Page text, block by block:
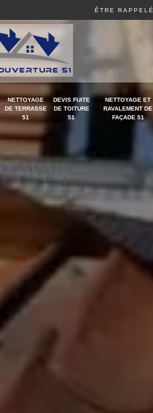
ÊTRE RAPPELÉ
NETTOYAGE
DE TERRASSE
51
DEVIS FUITE
DE TOITURE
51
NETTOYAGE ET
RAVALEMENT DE
FAÇADE 51